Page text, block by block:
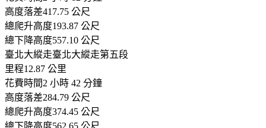
高度落差417.75 公尺
總爬升高度193.87 公尺
總下降高度557.10 公尺
臺北大縱走臺北大縱走第五段
里程12.87 公里
花費時間2 小時 42 分鐘
高度落差284.79 公尺
總爬升高度374.45 公尺
總下降高度562.65 公尺